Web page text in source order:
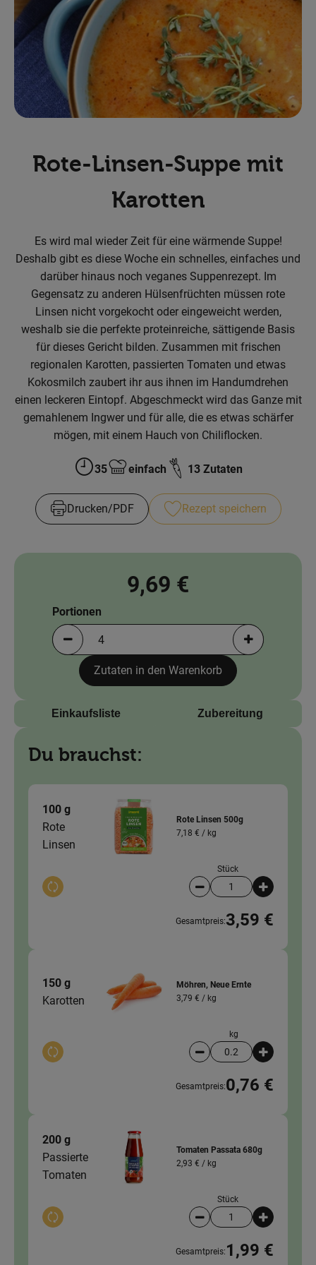
Obst & Gemüse
Backwaren
Kühlregal
Speisekammer
Körperpflege
Haushalt & Garten
Geschäftskunden-Shop
Freunde werben
News
Blog
Rote-Linsen-Suppe mit
Karotten
Es wird mal wieder Zeit für eine wärmende Suppe!
Deshalb gibt es diese Woche ein schnelles, einfaches und
darüber hinaus noch veganes Suppenrezept. Im
Gegensatz zu anderen Hülsenfrüchten müssen rote
Linsen nicht vorgekocht oder eingeweicht werden,
weshalb sie die perfekte proteinreiche, sättigende Basis
für dieses Gericht bilden. Zusammen mit frischen
regionalen Karotten, passierten Tomaten und etwas
Kokosmilch zaubert ihr aus ihnen im Handumdrehen
einen leckeren Eintopf. Abgeschmeckt wird das Ganze mit
gemahlenem Ingwer und für alle, die es etwas schärfer
mögen, mit einem Hauch von Chiliflocken.
Zubreitungszeit:
35
Schwierigkeit:
einfach 13 Zutaten
Drucken​/​PDF Rezept speichern
9,69 €
Portionen verringern (aktuell 4 Portionen
Portionen
Portionen
Zutaten in den Warenkorb
Einkaufsliste Zubereitung
Du brauchst:
100 g
Rote
Linsen
Auswahl ändern
Rote Linsen 500g
7,18 € / kg
Stück
Artikelanzahl
Gesamtpreis:3,59 €
150 g
Karotten
Auswahl ändern
Möhren, Neue Ernte
3,79 € / kg
kg
Artikelanzahl
Gesamtpreis:0,76 €
200 g
Passierte
Tomaten
Auswahl ändern
Tomaten Passata 680g
2,93 € / kg
Stück
Artikelanzahl
Gesamtpreis: 1,99 €